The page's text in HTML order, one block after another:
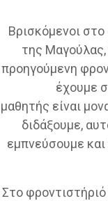
Βρισκόμενοι
της Μαγούλας,
προηγούμενη
έχουμε
μαθητής είναι
διδάξουμε,
εμπνεύσουμε
Στο